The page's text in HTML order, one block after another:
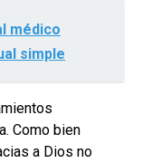
médico
simple
Como bien
a Dios no